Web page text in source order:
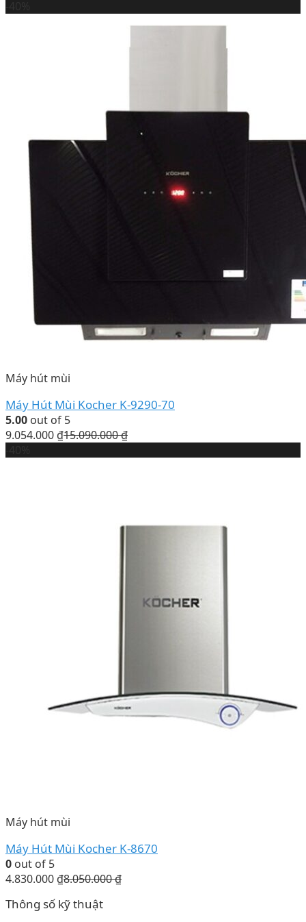
Máy hút mùi
Máy Hút Mùi Kocher K-9290-70
5.00 out of 5
9.054.000 ₫15.090.000₫
Máy hút mùi
Máy Hút Mùi Kocher K-8670
0 out of 5
4.830.000 ₫8.050.000₫
Thông số kỹ thuật